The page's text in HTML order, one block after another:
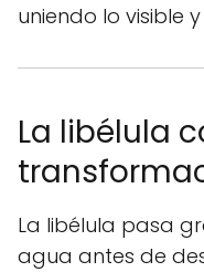
uniendo lo visible y
La libélula
La libélula pasa
agua antes de